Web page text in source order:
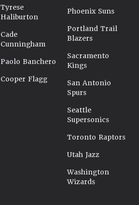
Tyrese
Haliburton
Cade
Cunningham
Paolo Banchero
Cooper Flagg
Phoenix Suns
Portland Trail
Blazers
Sacramento
Kings
San Antonio
Spurs
Seattle
Supersonics
Toronto Raptors
Utah Jazz
Washington
Wizards